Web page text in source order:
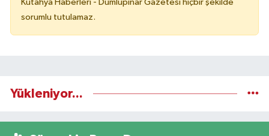
Kütahya Haberleri - Dumlupınar Gazetesi hiçbir şekilde
sorumlu tutulamaz.
Yükleniyor...